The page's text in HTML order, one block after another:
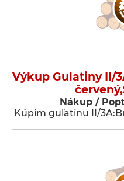
Výkup Gulatiny II/
Nákup /
Kúpim guľatinu II/